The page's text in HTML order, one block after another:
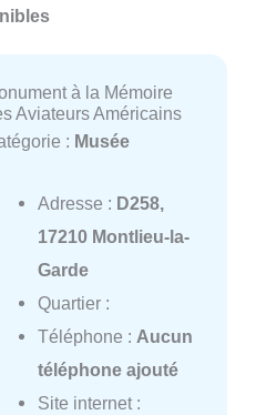
à la Mémoire
Aviateurs Américains
: Musée
Adresse : D258,
17210 Montlieu-la-
Garde
Quartier :
Téléphone : Aucun
téléphone ajouté
Site internet :